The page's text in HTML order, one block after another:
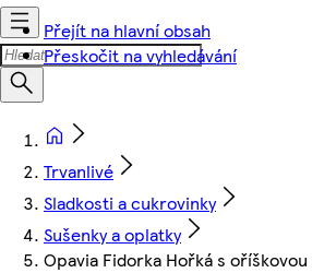
Přejít na hlavní obsah
Přeskočit na vyhledávání
Trvanlivé
Sladkosti a cukrovinky
Sušenky a oplatky
Opavia Fidorka Hořká s